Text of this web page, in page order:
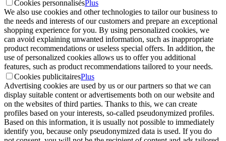
Cookies personnalisésPlus
We also use cookies and other technologies to tailor our business to
the needs and interests of our customers and prepare an exceptional
shopping experience for you. By using personalized cookies, we
can avoid explaining unwanted information, such as inappropriate
product recommendations or useless special offers. In addition, the
use of personalized cookies allows us to offer you additional
features, such as product recommendations tailored to your needs.
Cookies publicitairesPlus
Advertising cookies are used by us or our partners so that we can
display suitable content or advertisements both on our website and
on the websites of third parties. Thanks to this, we can create
profiles based on your interests, so-called pseudonymized profiles.
Based on this information, it is usually not possible to immediately
identify you, because only pseudonymized data is used. If you do